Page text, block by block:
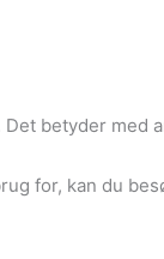
betyder
for, kan du